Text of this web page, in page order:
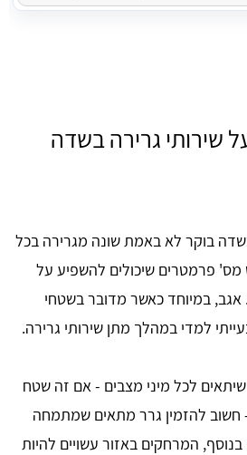
שירותי גרירה בשדה
בוקר לא באמת שונה מגרירה בכל
פרמטרים שיכולים להשפיע על
אגב, במיוחד כאשר מדובר בשטחי
למדי במהלך מתן שירותי גרירה.
שיתאים לכל מיני מצבים - אם זה שטח
- חשוב להזמין גרר מתאים שמתמחה
בנוסף, המרחקים באזור עשויים להיות